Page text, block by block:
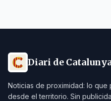
Diari de
Noticias de proximidad: lo que
desde el territorio. Sin